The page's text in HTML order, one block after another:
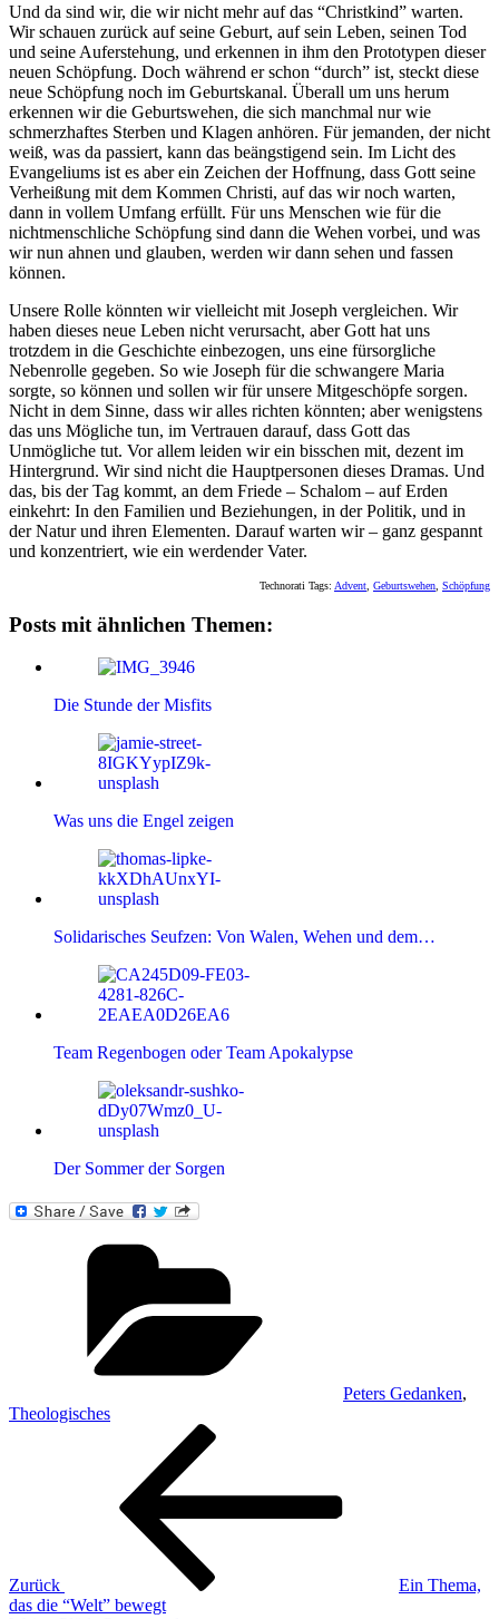
Und da sind wir, die wir nicht mehr auf das “Christkind” warten.
Wir schauen zurück auf seine Geburt, auf sein Leben, seinen Tod
und seine Auferstehung, und erkennen in ihm den Prototypen dieser
neuen Schöpfung. Doch während er schon “durch” ist, steckt diese
neue Schöpfung noch im Geburtskanal. Überall um uns herum
erkennen wir die Geburtswehen, die sich manchmal nur wie
schmerzhaftes Sterben und Klagen anhören. Für jemanden, der nicht
weiß, was da passiert, kann das beängstigend sein. Im Licht des
Evangeliums ist es aber ein Zeichen der Hoffnung, dass Gott seine
Verheißung mit dem Kommen Christi, auf das wir noch warten,
dann in vollem Umfang erfüllt. Für uns Menschen wie für die
nichtmenschliche Schöpfung sind dann die Wehen vorbei, und was
wir nun ahnen und glauben, werden wir dann sehen und fassen
können.
Unsere Rolle könnten wir vielleicht mit Joseph vergleichen. Wir
haben dieses neue Leben nicht verursacht, aber Gott hat uns
trotzdem in die Geschichte einbezogen, uns eine fürsorgliche
Nebenrolle gegeben. So wie Joseph für die schwangere Maria
sorgte, so können und sollen wir für unsere Mitgeschöpfe sorgen.
Nicht in dem Sinne, dass wir alles richten könnten; aber wenigstens
das uns Mögliche tun, im Vertrauen darauf, dass Gott das
Unmögliche tut. Vor allem leiden wir ein bisschen mit, dezent im
Hintergrund. Wir sind nicht die Hauptpersonen dieses Dramas. Und
das, bis der Tag kommt, an dem Friede – Schalom – auf Erden
einkehrt: In den Familien und Beziehungen, in der Politik, und in
der Natur und ihren Elementen. Darauf warten wir – ganz gespannt
und konzentriert, wie ein werdender Vater.
Technorati Tags: Advent Geburtswehen Schöpfung
Posts mit ähnlichen Themen:
Die Stunde der Misfits
Was uns die Engel zeigen
Solidarisches Seufzen: Von Walen, Wehen und dem…
Team Regenbogen oder Team Apokalypse
Der Sommer der Sorgen
Peters Gedanken,
Theologisches
Beitragsnavigation
Zurück
Ein Thema,
das die “Welt” bewegt